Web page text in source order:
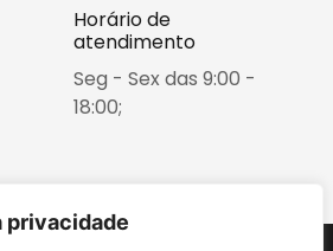
privacidade
Horário de
atendimento
Seg - Sex das 9:00 -
18:00;